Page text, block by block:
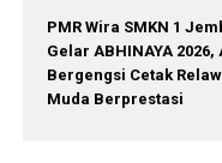
PMR Wira SMKN 1
Gelar ABHINAYA 2026,
Bergengsi Cetak
Muda Berprestasi